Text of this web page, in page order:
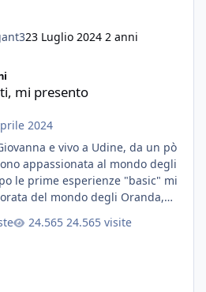
23 Luglio 2024 2 anni
mi presento
2024
e vivo a Udine, da un pò
appassionata al mondo degli
del mondo degli Oranda,
scuola per quanto riguarda
24.565 visite